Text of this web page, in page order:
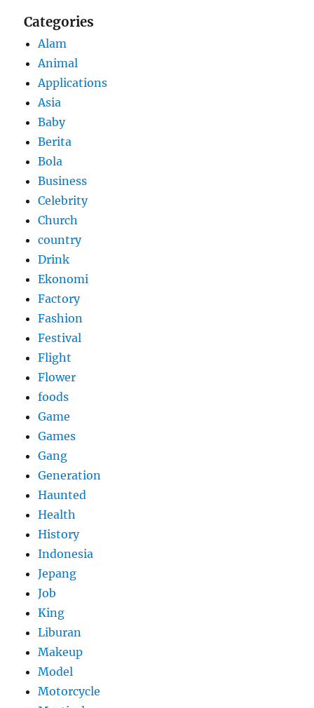
Categories
Alam
Animal
Applications
Asia
Baby
Berita
Bola
Business
Celebrity
Church
country
Drink
Ekonomi
Factory
Fashion
Festival
Flight
Flower
foods
Game
Games
Gang
Generation
Haunted
Health
History
Indonesia
Jepang
Job
King
Liburan
Makeup
Model
Motorcycle